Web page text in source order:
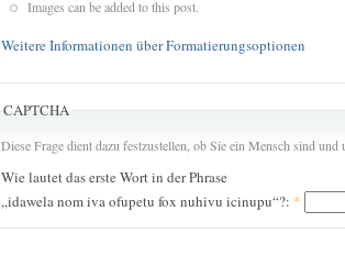
Images can be added to this post.
Weitere Informationen über Formatierungsoptionen
CAPTCHA
Diese Frage dient dazu festzustellen, ob Sie ein Mensch sind
Wie lautet das erste Wort in der Phrase
„idawela nom iva ofupetu fox nuhivu icinupu“?: *